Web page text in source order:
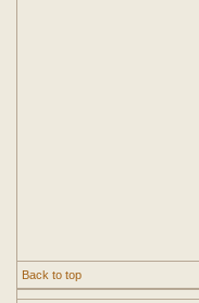
Back to top